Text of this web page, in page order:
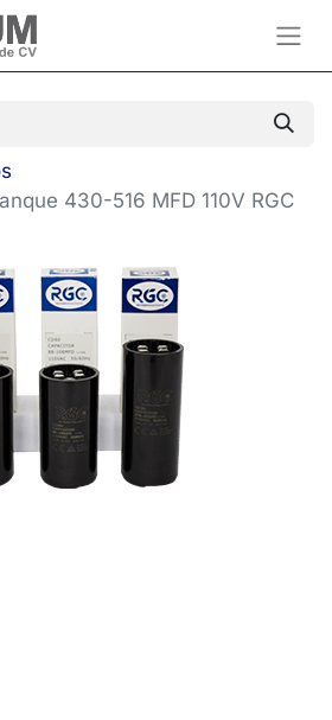
430-516 MFD 110V RGC